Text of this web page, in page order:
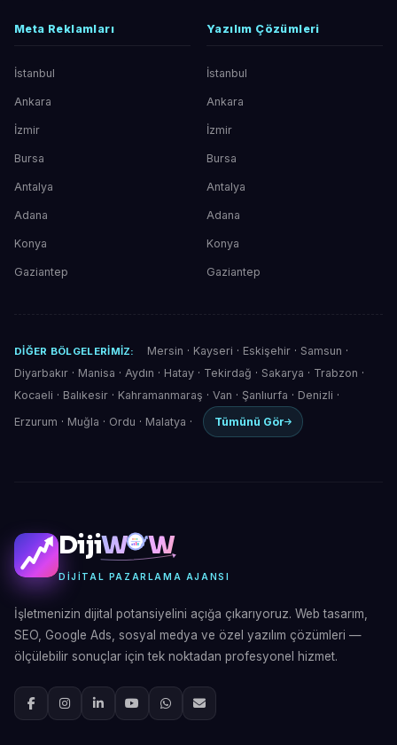
Meta Reklamları
İstanbul
Ankara
İzmir
Bursa
Antalya
Adana
Konya
Gaziantep
Yazılım Çözümleri
İstanbul
Ankara
İzmir
Bursa
Antalya
Adana
Konya
Gaziantep
DIĞER BÖLGELERIMIZ: Mersin · Kayseri · Eskişehir· Samsun ·
Diyarbakır · Manisa · Aydın · Hatay · Tekirdağ · Sakarya · Trabzon ·
Kocaeli · Balıkesir · Kahramanmaraş · Van · Şanlıurfa · Denizli ·
Erzurum · Muğla · Ordu · Malatya · Tümünü Gör
DijiW W
DIJITAL PAZARLAMA AJANSI
İşletmenizin dijital potansiyelini açığa çıkarıyoruz. Web tasarım,
SEO, Google Ads, sosyal medya ve özel yazılım çözümleri —
ölçülebilir sonuçlar için tek noktadan profesyonel hizmet.